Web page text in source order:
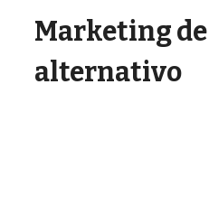
Marketing
alternativo